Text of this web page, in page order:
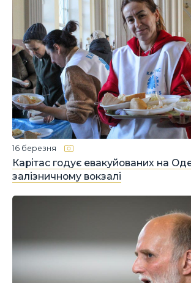
Карітас годує евакуйованих на
залізничному вокзалі
16 березня